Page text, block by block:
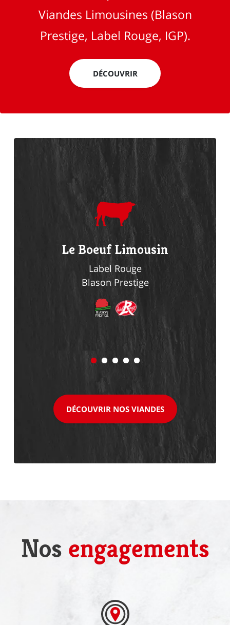
Viandes Limousines (Blason
Prestige, Label Rouge, IGP).
DÉCOUVRIR
Le Boeuf Limousin
Label Rouge
Blason Prestige
DÉCOUVRIR NOS VIANDES
Nos engagements